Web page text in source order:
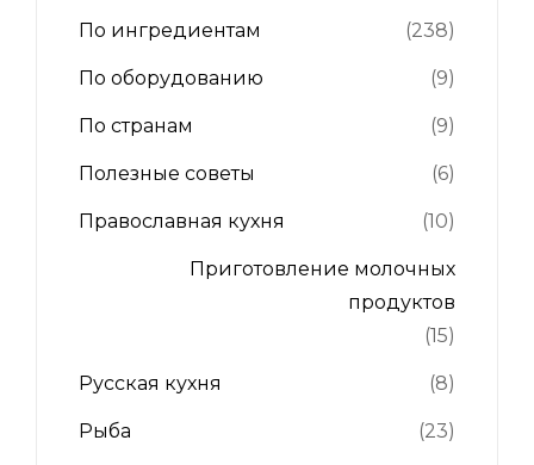
По ингредиентам (238)
По оборудованию (9)
По странам (9)
Полезные советы (6)
Православная кухня (10)
Приготовление молочных
продуктов
(15)
Русская кухня (8)
Рыба (23)